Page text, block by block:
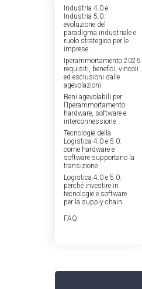
Industria 4.0 e
Industria 5.0:
evoluzione del
paradigma industriale e
ruolo strategico per le
imprese
Iperammortamento 2026:
requisiti, benefici, vincoli
ed esclusioni dalle
agevolazioni
Beni agevolabili per
l’Iperammortamento:
hardware, software e
interconnessione
Tecnologie della
Logistica 4.0 e 5.0:
come hardware e
software supportano la
transizione
Logistica 4.0 e 5.0:
perché investire in
tecnologie e software
per la supply chain
FAQ